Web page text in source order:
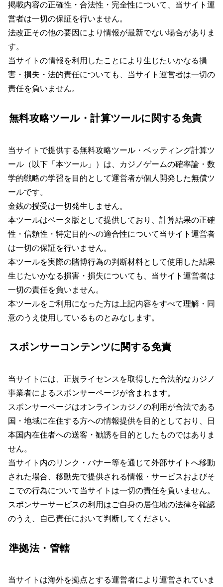
掲載内容の正確性・合法性・完全性について、当サイト運
営者は一切の保証を行いません。
法改正その他の要因により情報が最新でない場合がありま
す。
当サイトの情報を利用したことにより生じたいかなる損
害・損失・法的責任についても、当サイト運営者は一切の
責任を負いません。
無料攻略ツール・計算ツールに関する免責
当サイトで提供する無料攻略ツール・ベッティング計算ツ
ール（以下「本ツール」）は、カジノゲームの確率論・数
学的戦略の学習を目的として運営者が個人開発した無償ツ
ールです。
金銭の授受は一切発生しません。
本ツールはベータ版として提供しており、計算結果の正確
性・信頼性・特定目的への適合性について当サイト運営者
は一切の保証を行いません。
本ツールを実際の賭博行為の判断材料として使用した結果
生じたいかなる損害・損失についても、当サイト運営者は
一切の責任を負いません。
本ツールをご利用になった方は上記内容をすべて理解・同
意のうえ使用しているものとみなします。
スポンサーコンテンツに関する免責
当サイトには、正規ライセンスを取得した合法的なカジノ
事業者によるスポンサーページが含まれます。
スポンサーページはオンラインカジノの利用が合法である
国・地域に在住する方への情報提供を目的としており、日
本国内在住者への送客・勧誘を目的としたものではありま
せん。
当サイト内のリンク・バナー等を通じて外部サイトへ移動
された場合、移動先で提供される情報・サービスおよびそ
こでの行為について当サイトは一切の責任を負いません。
スポンサーサービスの利用はご自身の居住地の法律を確認
のうえ、自己責任において判断してください。
準拠法・管轄
当サイトは海外を拠点とする運営者により運営されていま